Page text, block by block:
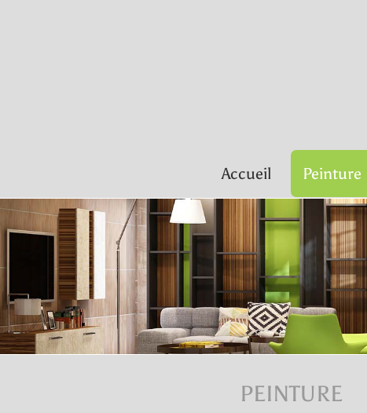
Accueil Peinture
PEINTURE